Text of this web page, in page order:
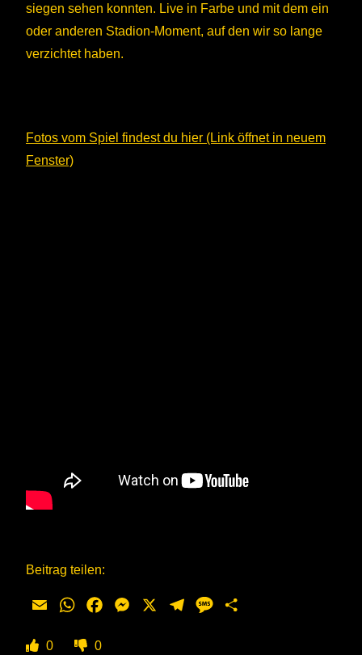
siegen sehen konnten. Live in Farbe und mit dem ein
oder anderen Stadion-Moment, auf den wir so lange
verzichtet haben.
Fotos vom Spiel findest du hier (Link öffnet in neuem
Fenster)
Beitrag teilen:
Email WhatsAppFacebookMessengerTelegramMessage
0 0